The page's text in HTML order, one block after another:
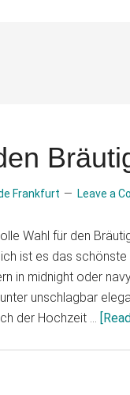
Frankfurt Leave a
Wahl für den
ist es das
in midnight oder
unschlagbar
der Hochzeit …